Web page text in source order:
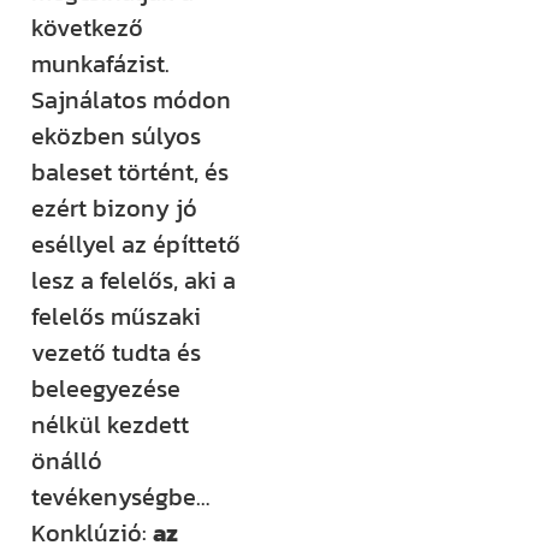
következő
munkafázist.
Sajnálatos módon
eközben súlyos
baleset történt, és
ezért bizony jó
eséllyel az építtető
lesz a felelős, aki a
felelős műszaki
vezető tudta és
beleegyezése
nélkül kezdett
önálló
tevékenységbe…
Konklúzió:az